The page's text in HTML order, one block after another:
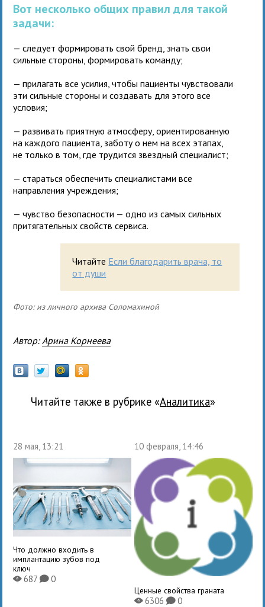
Вот несколько общих правил для такой
задачи:
— следует формировать свой бренд, знать свои
сильные стороны, формировать команду;
— прилагать все усилия, чтобы пациенты чувствовали
эти сильные стороны и создавать для этого все
условия;
— развивать приятную атмосферу, ориентированную
на каждого пациента, заботу о нем на всех этапах,
не только в том, где трудится звездный специалист;
— стараться обеспечить специалистами все
направления учреждения;
— чувство безопасности — одно из самых сильных
притягательных свойств сервиса.
Читайте Если благодарить врача, то
от души
Фото: из личного архива Соломахиной
Автор: Арина Корнеева
Читайте также в рубрике « Аналитика»
28 мая, 13:21
Что должно входить в
имплантацию зубов под
ключ
X687K0
10 февраля, 14:46
Ценные свойства граната
X6306 K0